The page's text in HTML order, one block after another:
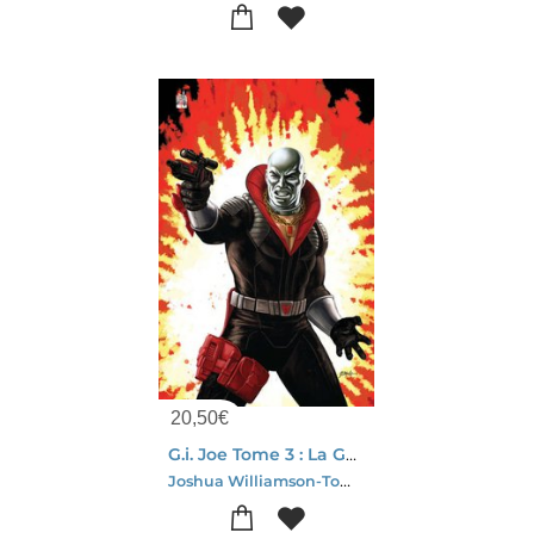
20,50€
G.i. Joe Tome 3 : La Guerre Des Dreadnoks
Joshua Williamson-Tom Reilly